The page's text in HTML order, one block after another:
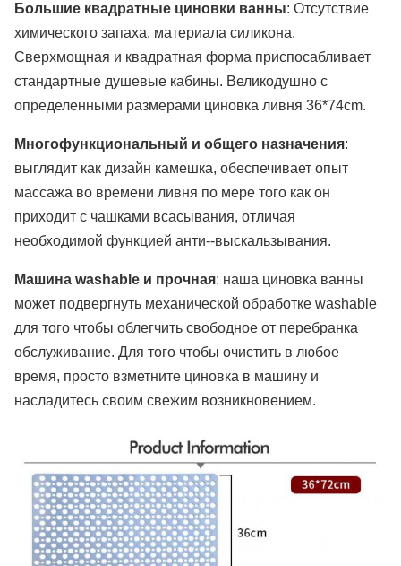
Большие квадратные циновки ванны: Отсутствие
химического запаха, материала силикона.
Сверхмощная и квадратная форма приспосабливает
стандартные душевые кабины. Великодушно с
определенными размерами циновка ливня 36*74cm.
Многофункциональный и общего назначения:
выглядит как дизайн камешка, обеспечивает опыт
массажа во времени ливня по мере того как он
приходит с чашками всасывания, отличая
необходимой функцией анти--выскальзывания.
Машина washable и прочная: наша циновка ванны
может подвергнуть механической обработке washable
для того чтобы облегчить свободное от перебранка
обслуживание. Для того чтобы очистить в любое
время, просто взметните циновка в машину и
насладитесь своим свежим возникновением.